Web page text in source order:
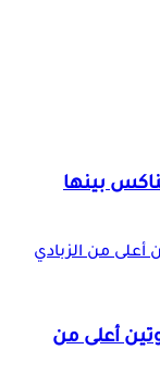
من وجباتك.. 5 سناكس بينها
أعلى من